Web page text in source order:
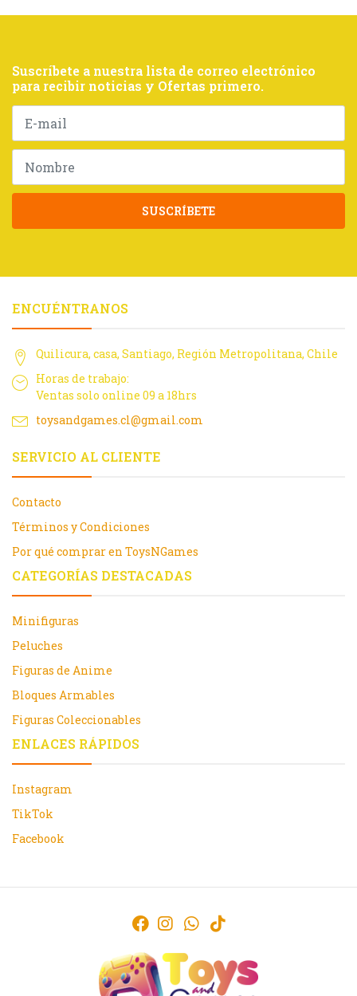
Suscríbete a nuestra lista de correo electrónico
para recibir noticias y Ofertas primero.
SUSCRÍBETE
ENCUÉNTRANOS
Quilicura, casa, Santiago, Región Metropolitana, Chile
Horas de trabajo:
Ventas solo online 09 a 18hrs
toysandgames.cl@gmail.com
SERVICIO AL CLIENTE
Contacto
Términos y Condiciones
Por qué comprar en ToysNGames
CATEGORÍAS DESTACADAS
Minifiguras
Peluches
Figuras de Anime
Bloques Armables
Figuras Coleccionables
ENLACES RÁPIDOS
Instagram
TikTok
Facebook